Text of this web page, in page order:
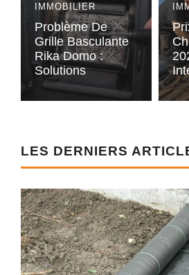
IMMOBILIER
Problème De
Grille Basculante
Rika Domo :
Solutions
LES DERNIERS